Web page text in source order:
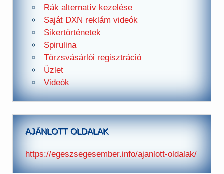
Rák alternatív kezelése
Saját DXN reklám videók
Sikertörténetek
Spirulina
Törzsvásárlói regisztráció
Üzlet
Videók
AJÁNLOTT OLDALAK
https://egeszsegesember.info/ajanlott-oldalak/